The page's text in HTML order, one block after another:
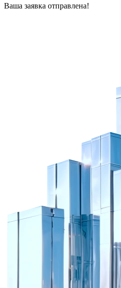
Ваша заявка отправлена!